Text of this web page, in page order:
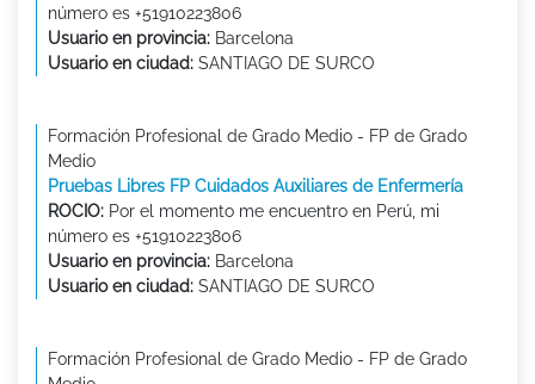
número es +51910223806
Usuario en provincia: Barcelona
Usuario en ciudad: SANTIAGO DE SURCO
Formación Profesional de Grado Medio - FP de Grado
Medio
Pruebas Libres FP Cuidados Auxiliares de Enfermería
ROCIO: Por el momento me encuentro en Perú, mi
número es +51910223806
Usuario en provincia: Barcelona
Usuario en ciudad: SANTIAGO DE SURCO
Formación Profesional de Grado Medio - FP de Grado